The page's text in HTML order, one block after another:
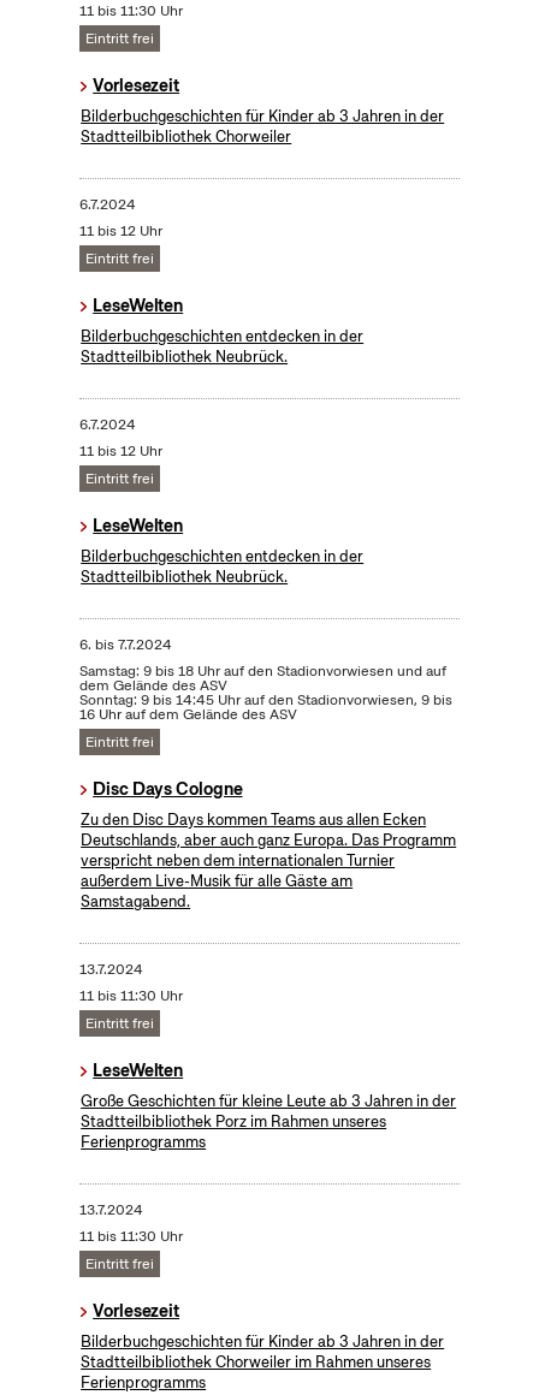
11 bis 11:30 Uhr
Eintritt frei
Vorlesezeit
Bilderbuchgeschichten für Kinder ab 3 Jahren in der
Stadtteilbibliothek Chorweiler
6.7.2024
11 bis 12 Uhr
Eintritt frei
LeseWelten
Bilderbuchgeschichten entdecken in der
Stadtteilbibliothek Neubrück.
6.7.2024
11 bis 12 Uhr
Eintritt frei
LeseWelten
Bilderbuchgeschichten entdecken in der
Stadtteilbibliothek Neubrück.
6. bis7.7.2024
Samstag: 9 bis 18 Uhr auf den Stadionvorwiesen und auf
dem Gelände des ASV
Sonntag: 9 bis 14:45 Uhr auf den Stadionvorwiesen, 9 bis
16 Uhr auf dem Gelände des ASV
Eintritt frei
Disc Days Cologne
Zu den Disc Days kommen Teams aus allen Ecken
Deutschlands, aber auch ganz Europa. Das Programm
verspricht neben dem internationalen Turnier
außerdem Live-Musik für alle Gäste am
Samstagabend.
13.7.2024
11 bis 11:30 Uhr
Eintritt frei
LeseWelten
Große Geschichten für kleine Leute ab 3 Jahren in der
Stadtteilbibliothek Porz im Rahmen unseres
Ferienprogramms
13.7.2024
11 bis 11:30 Uhr
Eintritt frei
Vorlesezeit
Bilderbuchgeschichten für Kinder ab 3 Jahren in der
Stadtteilbibliothek Chorweiler im Rahmen unseres
Ferienprogramms